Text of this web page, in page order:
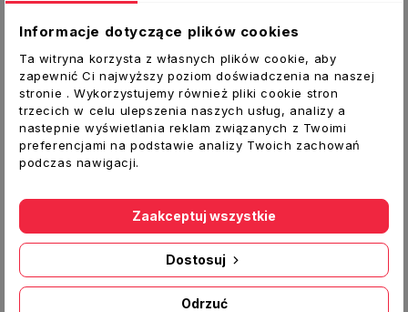
Pokazano 1-2 z 2 pozycji
Informacje dotyczące plików cookies
Ta witryna korzysta z własnych plików cookie, aby
zapewnić Ci najwyższy poziom doświadczenia na naszej
stronie . Wykorzystujemy również pliki cookie stron
trzecich w celu ulepszenia naszych usług, analizy a
nastepnie wyświetlania reklam związanych z Twoimi
preferencjami na podstawie analizy Twoich zachowań
podczas nawigacji.
Odrzuć
Dostosuj
Zaakceptuj wszystkie